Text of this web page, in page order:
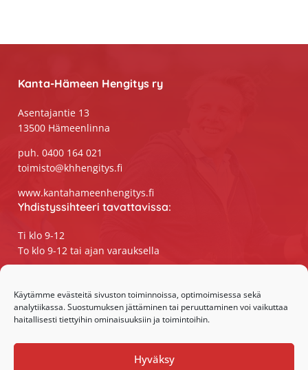
Käytämme evästeitä sivuston toiminnoissa, optimoimisessa sekä
analytiikassa. Suostumuksen jättäminen tai peruuttaminen voi vaikuttaa
haitallisesti tiettyihin ominaisuuksiin ja toimintoihin.
Hyväksy
Kanta-Hämeen Hengitys ry
Asentajantie 13
13500 Hämeenlinna
puh. 0400 164 021
toimisto@khhengitys.fi
www.kantahameenhengitys.fi
Yhdistyssihteeri tavattavissa:
Ti klo 9-12
To klo 9-12 tai ajan varauksella
maanantaista perjantaihin klo 9-15